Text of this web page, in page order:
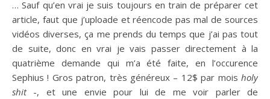
… Sauf qu’en vrai je suis toujours en train de préparer cet
article, faut que j’uploade et réencode pas mal de sources
vidéos diverses, ça me prends du temps que j’ai pas tout
de suite, donc en vrai je vais passer directement à la
quatrième demande qui m’a été faite, en l’occurence
Sephius ! Gros patron, très généreux – 12$ par mois holy
shit-, et une envie pour lui de me voir parler de